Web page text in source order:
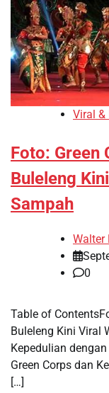
Viral &
Foto: Green
Buleleng
Sampah
Walter
0
Table of
Buleleng Kini Viral
Kepedulian
Green Corps dan
[…]